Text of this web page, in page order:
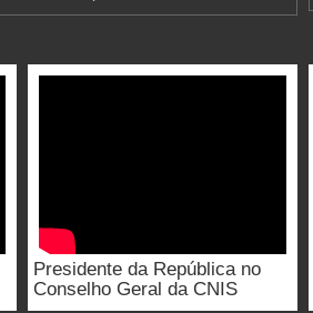
Presidente da República no
Conselho Geral da CNIS